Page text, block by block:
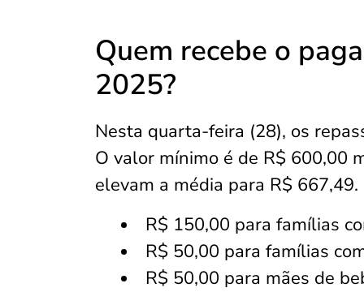
Quem recebe o
2025?
Nesta quarta-feira (28), os
O valor mínimo é de R$ 600,00
elevam a média para R$
R$ 150,00 para famílias
R$ 50,00 para famílias
R$ 50,00 para mães de